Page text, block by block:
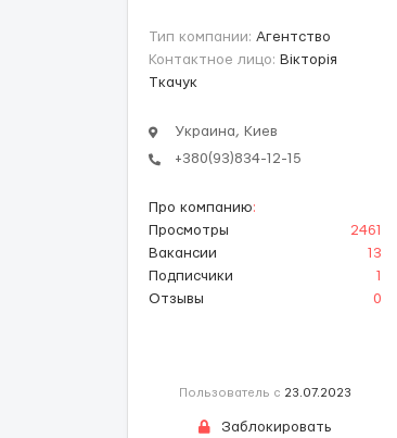
Тип компании: Агентство
Контактное лицо: Вікторія
Ткачук
Украина, Киев
+380(93)834-12-15
Про компанию:
Просмотры
2461
Вакансии
13
Подписчики
1
Отзывы
0
Пользователь с 23.07.2023
Заблокировать